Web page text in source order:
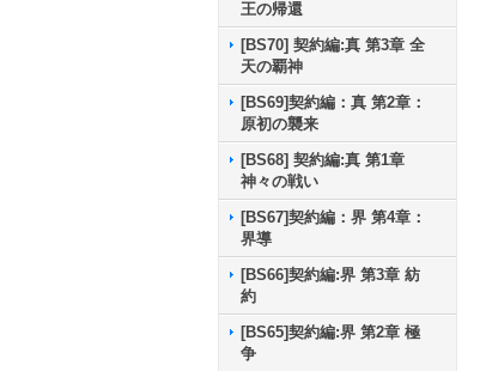
王の帰還
[BS70] 契約編:真 第3章 全
天の覇神
[BS69]契約編：真 第2章：
原初の襲来
[BS68] 契約編:真 第1章
神々の戦い
[BS67]契約編：界 第4章：
界導
[BS66]契約編:界 第3章 紡
約
[BS65]契約編:界 第2章 極
争